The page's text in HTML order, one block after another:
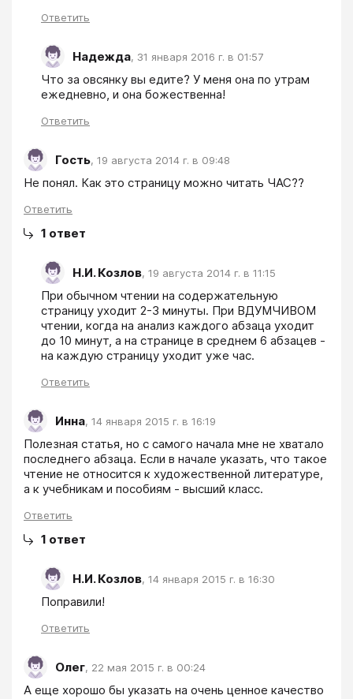
Ответить
Надежда, 31 января 2016 г. в 01:57
Что за овсянку вы едите? У меня она по утрам
ежедневно, и она божественна!
Ответить
Гость, 19 августа 2014 г. в 09:48
Не понял. Как это страницу можно читать ЧАС??
Ответить
1 ответ
Н.И. Козлов, 19 августа 2014 г. в 11:15
При обычном чтении на содержательную
страницу уходит 2-3 минуты. При ВДУМЧИВОМ
чтении, когда на анализ каждого абзаца уходит
до 10 минут, а на странице в среднем 6 абзацев -
на каждую страницу уходит уже час.
Ответить
Инна, 14 января 2015 г. в 16:19
Полезная статья, но с самого начала мне не хватало
последнего абзаца. Если в начале указать, что такое
чтение не относится к художественной литературе,
а к учебникам и пособиям - высший класс.
Ответить
1 ответ
Н.И. Козлов, 14 января 2015 г. в 16:30
Поправили!
Ответить
Олег, 22 мая 2015 г. в 00:24
А еще хорошо бы указать на очень ценное качество